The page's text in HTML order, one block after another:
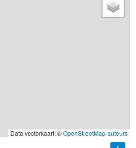
Data vectorkaart: ©OpenStreetMap-auteurs